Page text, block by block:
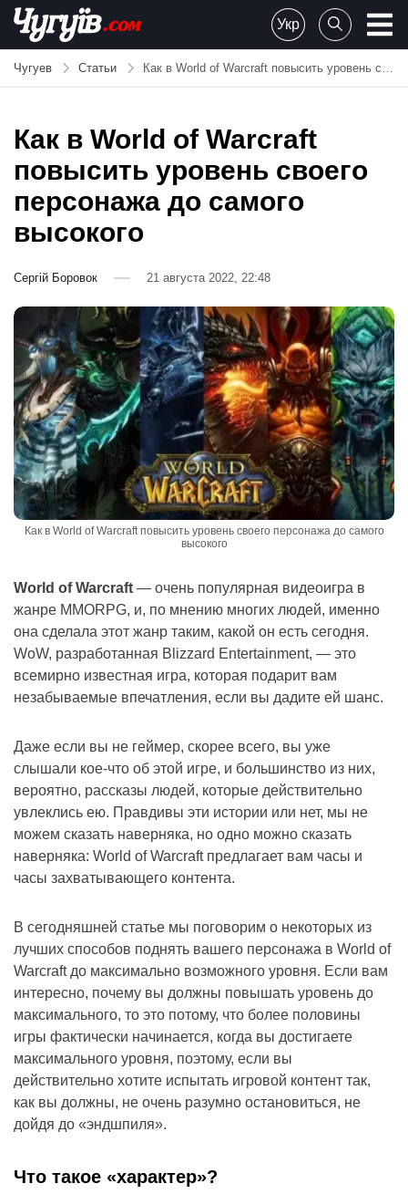
Skip
content
Chuguiv
Укр
Чугуев Статьи Как в World of Warcraft повысить уровень своего персонажа до самого высокого
Как в World of Warcraft
повысить уровень своего
персонажа до самого
высокого
Сергій Боровок 21 августа 2022, 22:48
Как в World of Warcraft повысить уровень своего персонажа до самого
высокого
World of Warcraft — очень популярная видеоигра в
жанре MMORPG, и, по мнению многих людей, именно
она сделала этот жанр таким, какой он есть сегодня.
WoW, разработанная Blizzard Entertainment, — это
всемирно известная игра, которая подарит вам
незабываемые впечатления, если вы дадите ей шанс.
Даже если вы не геймер, скорее всего, вы уже
слышали кое-что об этой игре, и большинство из них,
вероятно, рассказы людей, которые действительно
увлеклись ею. Правдивы эти истории или нет, мы не
можем сказать наверняка, но одно можно сказать
наверняка: World of Warcraft предлагает вам часы и
часы захватывающего контента.
В сегодняшней статье мы поговорим о некоторых из
лучших способов поднять вашего персонажа в World of
Warcraft до максимально возможного уровня. Если вам
интересно, почему вы должны повышать уровень до
максимального, то это потому, что более половины
игры фактически начинается, когда вы достигаете
максимального уровня, поэтому, если вы
действительно хотите испытать игровой контент так,
как вы должны, не очень разумно остановиться, не
дойдя до «эндшпиля».
Что такое «характер»?